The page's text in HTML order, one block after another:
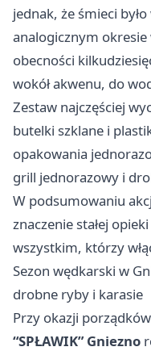
jednak, że śmieci
analogicznym
obecności
wokół akwenu, do
Zestaw najczęściej
butelki szklane i
opakowania
grill jednorazowy i
W podsumowaniu
znaczenie stałej
wszystkim, którzy
Sezon wędkarski w
drobne ryby i karasie
Przy okazji porządków
“SPŁAWIK” Gniezno